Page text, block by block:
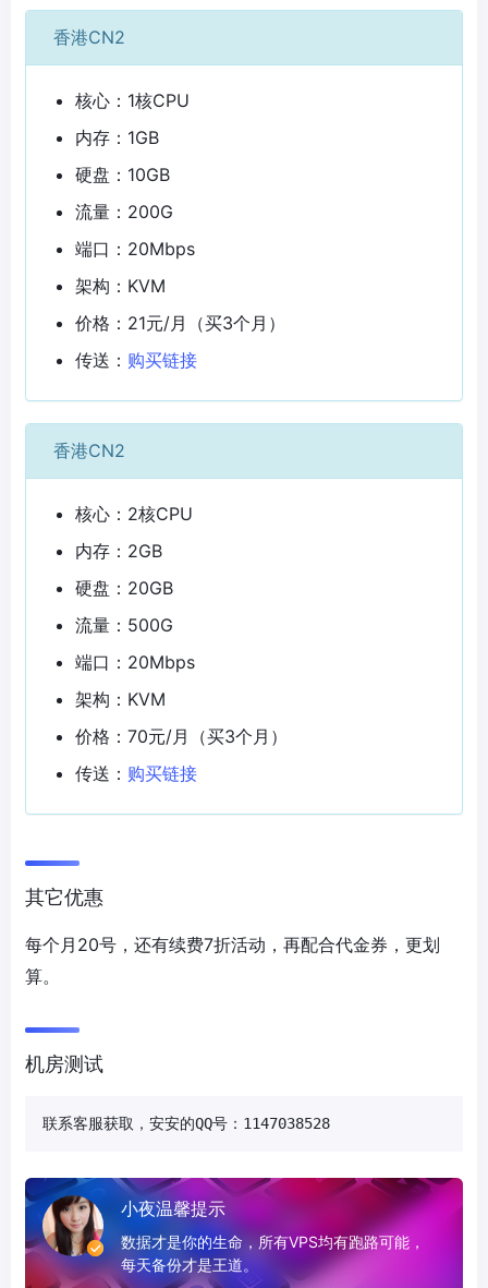
香港CN2
核心：1核CPU
内存：1GB
硬盘：10GB
流量：200G
端口：20Mbps
架构：KVM
价格：21元/月（买3个月）
传送： 购买链接
香港CN2
核心：2核CPU
内存：2GB
硬盘：20GB
流量：500G
端口：20Mbps
架构：KVM
价格：70元/月（买3个月）
传送： 购买链接
其它优惠
每个月20号，还有续费7折活动，再配合代金券，更划
算。
机房测试
联系客服获取，安安的QQ号：1147038528
小夜温馨提示
数据才是你的生命，所有VPS均有跑路可能，
每天备份才是王道。